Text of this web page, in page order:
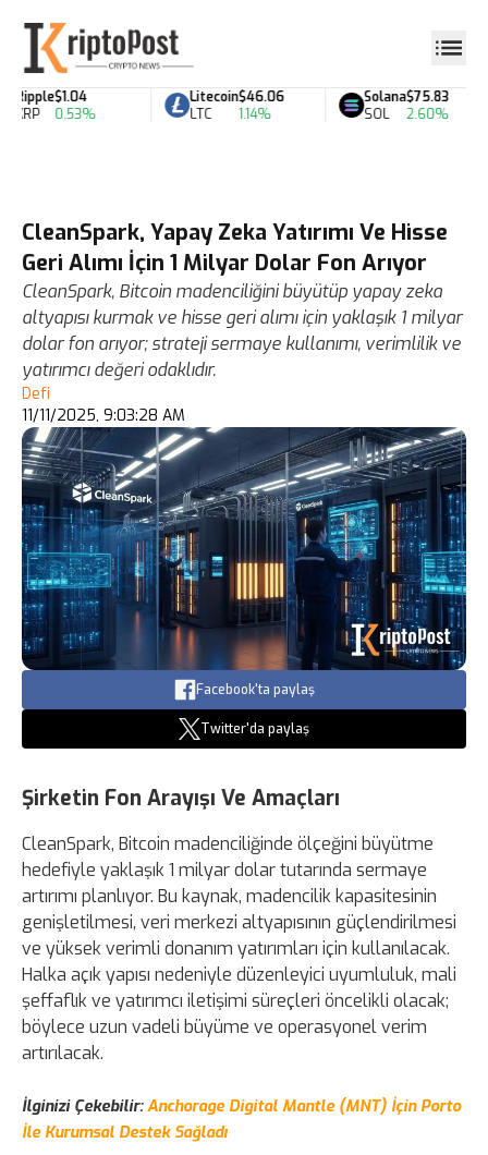
Ripple
XRP
$1.04
0.53%
Litecoin
LTC
$46.06
1.14%
Solana
SOL
$75.83
2.60%
CleanSpark, Yapay Zeka Yatırımı Ve Hisse
Geri Alımı İçin 1 Milyar Dolar Fon Arıyor
CleanSpark, Bitcoin madenciliğini büyütüp yapay zeka
altyapısı kurmak ve hisse geri alımı için yaklaşık 1 milyar
dolar fon arıyor; strateji sermaye kullanımı, verimlilik ve
yatırımcı değeri odaklıdır.
Defi
11/11/2025, 9:03:28 AM
Facebook'ta paylaş
Twitter'da paylaş
Şirketin Fon Arayışı Ve Amaçları
CleanSpark, Bitcoin madenciliğinde ölçeğini büyütme
hedefiyle yaklaşık 1 milyar dolar tutarında sermaye
artırımı planlıyor. Bu kaynak, madencilik kapasitesinin
genişletilmesi, veri merkezi altyapısının güçlendirilmesi
ve yüksek verimli donanım yatırımları için kullanılacak.
Halka açık yapısı nedeniyle düzenleyici uyumluluk, mali
şeffaflık ve yatırımcı iletişimi süreçleri öncelikli olacak;
böylece uzun vadeli büyüme ve operasyonel verim
artırılacak.
İlginizi Çekebilir:Anchorage Digital Mantle (MNT) İçin Porto
İle Kurumsal Destek Sağladı